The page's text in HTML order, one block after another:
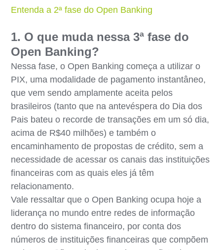
Entenda a 2ª fase do Open Banking
1. O que muda nessa 3ª fase do
Open Banking?
Nessa fase, o Open Banking começa a utilizar o
PIX, uma modalidade de pagamento instantâneo,
que vem sendo amplamente aceita pelos
brasileiros (tanto que na antevéspera do Dia dos
Pais bateu o recorde de transações em um só dia,
acima de R$40 milhões) e também o
encaminhamento de propostas de crédito, sem a
necessidade de acessar os canais das instituições
financeiras com as quais eles já têm
relacionamento.
Vale ressaltar que o Open Banking ocupa hoje a
liderança no mundo entre redes de informação
dentro do sistema financeiro, por conta dos
números de instituições financeiras que compõem